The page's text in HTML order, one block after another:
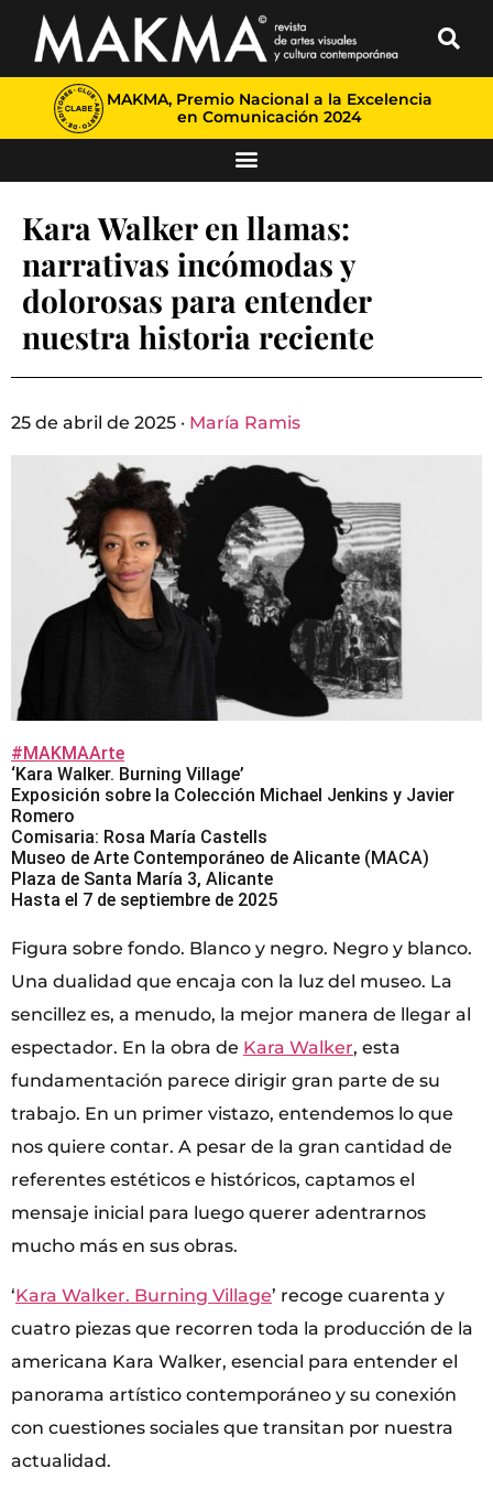
MAKMA, Premio Nacional a la Excelencia
en Comunicación 2024
Kara Walker en llamas:
narrativas incómodas y
dolorosas para entender
nuestra historia reciente
25 de abril de 2025 · María Ramis
#MAKMAArte
‘Kara Walker. Burning Village’
Exposición sobre la Colección Michael Jenkins y Javier
Romero
Comisaria: Rosa María Castells
Museo de Arte Contemporáneo de Alicante (MACA)
Plaza de Santa María 3, Alicante
Hasta el 7 de septiembre de 2025
Figura sobre fondo. Blanco y negro. Negro y blanco.
Una dualidad que encaja con la luz del museo. La
sencillez es, a menudo, la mejor manera de llegar al
espectador. En la obra de Kara Walker, esta
fundamentación parece dirigir gran parte de su
trabajo. En un primer vistazo, entendemos lo que
nos quiere contar. A pesar de la gran cantidad de
referentes estéticos e históricos, captamos el
mensaje inicial para luego querer adentrarnos
mucho más en sus obras.
‘Kara Walker. Burning Village’ recoge cuarenta y
cuatro piezas que recorren toda la producción de la
americana Kara Walker, esencial para entender el
panorama artístico contemporáneo y su conexión
con cuestiones sociales que transitan por nuestra
actualidad.